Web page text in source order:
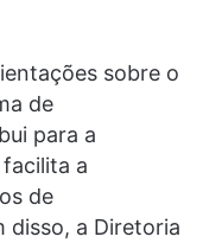
sobre o
de
para a
a
de
disso, a Diretoria